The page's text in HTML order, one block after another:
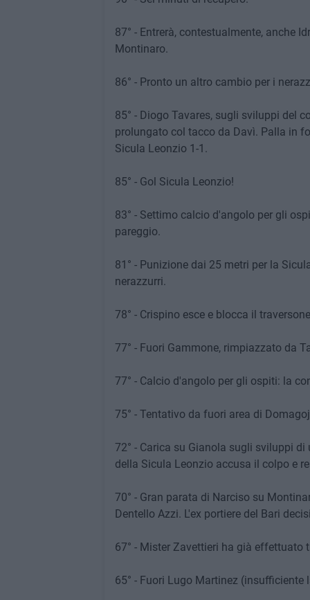
87° - Entrerà, contestualmente, anche
Montinaro.
86° - Pronto un altro cambio per i
85° - Diogo Tavares, sugli sviluppi del
prolungato col tacco da Davì. Palla in
Sicula Leonzio 1-1.
85° - Gol Sicula Leonzio!
83° - Settimo calcio d'angolo per gli
pareggio.
81° - Punizione dai 25 metri per la
nerazzurri.
78° - Crispino esce e blocca il
77° - Fuori Gammone, rimpiazzato da
77° - Calcio d'angolo per gli ospiti: la
75° - Tentativo da fuori area di
72° - Carica su Gianola sugli sviluppi
della Sicula Leonzio accusa il colpo e
70° - Gran parata di Narciso su
Dentello Azzi. L'ex portiere del Bari
67° - Mister Zavettieri ha già effettuato
65° - Fuori Lugo Martinez